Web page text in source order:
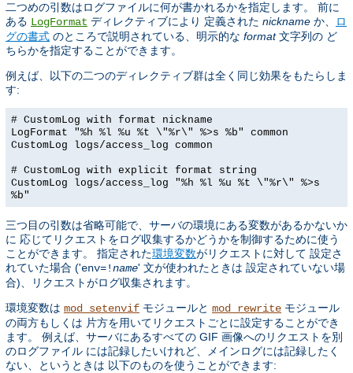
二つめの引数はログファイルに何が書かれるかを指定します。 前に
ある LogFormat ディレクティブにより 定義された nickname か、
ロ
グの書式 のところで説明されている、明示的な format文字列の ど
ちらかを指定することができます。
例えば、以下の二つのディレクティブ群は全く同じ効果をもたらしま
す:
# CustomLog with format nickname
LogFormat "%h %l %u %t \"%r\" %>s %b" common
CustomLog logs/access_log common
# CustomLog with explicit format string
CustomLog logs/access_log "%h %l %u %t \"%r\" %>s
%b"
三つ目の引数は省略可能で、サーバの環境にある変数があるかないか
に 応じてリクエストをログ収集するかどうかを制御するために使う
ことができます。 指定された環境変数がリクエストに対して 設定さ
れていた場合 ('env=!name' 文が使われたときは 設定されていない場
合)、リクエストがログ収集されます。
環境変数は mod_setenvif モジュールと mod_rewrite モジュール
の両方もしくは 片方を用いてリクエストごとに設定することができ
ます。 例えば、サーバにあるすべての GIF 画像へのリクエストを別
のログファイル には記録したいけれど、メインログには記録したく
ない、というときは 以下のものを使うことができます: